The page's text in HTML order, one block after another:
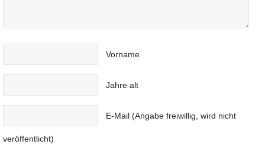
Vorname
Jahre alt
E-Mail (Angabe freiwillig, wird nicht
veröffentlicht)